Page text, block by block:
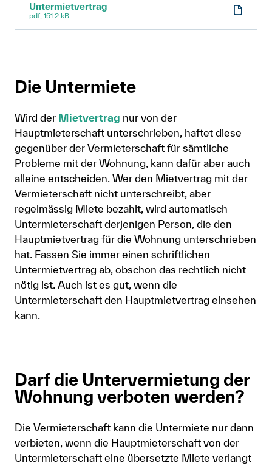
Untermietvertrag
pdf, 151.2 kB
Die Untermiete
Wird der Mietvertrag nur von der
Hauptmieterschaft unterschrieben, haftet diese
gegenüber der Vermieterschaft für sämtliche
Probleme mit der Wohnung, kann dafür aber auch
alleine entscheiden. Wer den Mietvertrag mit der
Vermieterschaft nicht unterschreibt, aber
regelmässig Miete bezahlt, wird automatisch
Untermieterschaft derjenigen Person, die den
Hauptmietvertrag für die Wohnung unterschrieben
hat. Fassen Sie immer einen schriftlichen
Untermietvertrag ab, obschon das rechtlich nicht
nötig ist. Auch ist es gut, wenn die
Untermieterschaft den Hauptmietvertrag einsehen
kann.
Darf die Untervermietung der
Wohnung verboten werden?
Die Vermieterschaft kann die Untermiete nur dann
verbieten, wenn die Hauptmieterschaft von der
Untermieterschaft eine übersetzte Miete verlangt